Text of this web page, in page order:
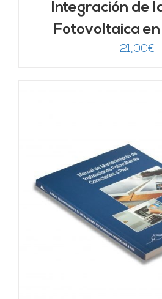
Integración de
Fotovoltaica
21,00€